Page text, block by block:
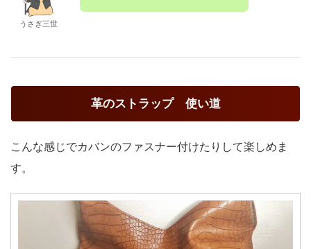
うさぎ三世
革のストラップ 使い道
こんな感じでカバンのファスナー付けたりして楽しめま
す。